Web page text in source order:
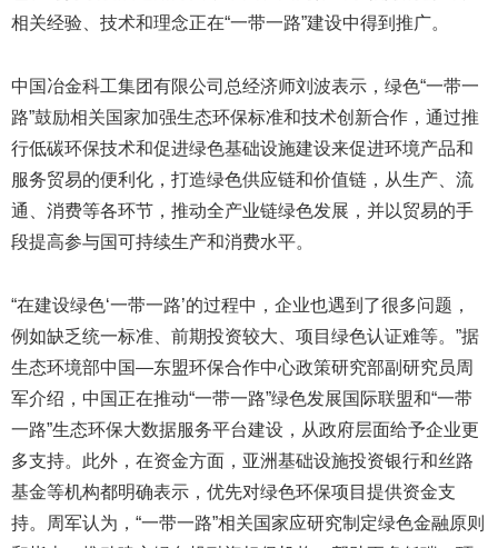
相关经验、技术和理念正在“一带一路”建设中得到推广。
中国冶金科工集团有限公司总经济师刘波表示，绿色“一带一
路”鼓励相关国家加强生态环保标准和技术创新合作，通过推
行低碳环保技术和促进绿色基础设施建设来促进环境产品和
服务贸易的便利化，打造绿色供应链和价值链，从生产、流
通、消费等各环节，推动全产业链绿色发展，并以贸易的手
段提高参与国可持续生产和消费水平。
“在建设绿色‘一带一路’的过程中，企业也遇到了很多问题，
例如缺乏统一标准、前期投资较大、项目绿色认证难等。”据
生态环境部中国—东盟环保合作中心政策研究部副研究员周
军介绍，中国正在推动“一带一路”绿色发展国际联盟和“一带
一路”生态环保大数据服务平台建设，从政府层面给予企业更
多支持。此外，在资金方面，亚洲基础设施投资银行和丝路
基金等机构都明确表示，优先对绿色环保项目提供资金支
持。周军认为，“一带一路”相关国家应研究制定绿色金融原则